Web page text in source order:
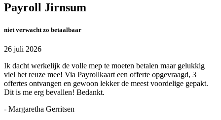
Payroll Jirnsum
niet verwacht zo betaalbaar
26 juli 2026
Ik dacht werkelijk de volle mep te moeten betalen maar gelukkig
viel het reuze mee! Via Payrollkaart een offerte opgevraagd, 3
offertes ontvangen en gewoon lekker de meest voordelige gepakt.
Dit is me erg bevallen! Bedankt.
- Margaretha Gerritsen